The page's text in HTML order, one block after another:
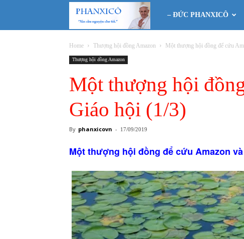
Phanxicô
– ĐỨC PHANXICÔ
Home Thượng hội đồng Amazon Một thượng hội đồng để cứu
Thượng hội đồng Amazon
Một thượng hội
Giáo hội (1/3)
By phanxicovn - 17/09/2019
Một thượng hội đồng để cứu Amazon